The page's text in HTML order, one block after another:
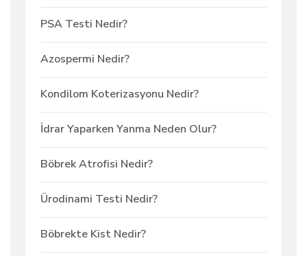
PSA Testi Nedir?
Azospermi Nedir?
Kondilom Koterizasyonu Nedir?
İdrar Yaparken Yanma Neden Olur?
Böbrek Atrofisi Nedir?
Ürodinami Testi Nedir?
Böbrekte Kist Nedir?